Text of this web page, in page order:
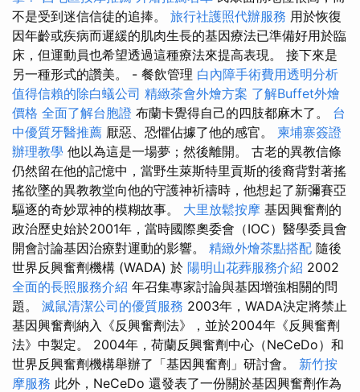
不是受到迷信信徒的追捧。 旅行社護照代辦服務 用於恢復
因年齡或疾病而遲緩的肌肉生長的基因療法已準備好用於臨
床，但運動員也希望透過這種療法來提高表現。 接下來是
另一種形式的讚美。 - 餐飲管理 白內障手術費用透明分析
值得信賴的除白蟻公司 精緻茶會外燴方案 了解Buffet外燴
價格 全面了解台胞證 布蘭卡覺得自己的四肢都麻木了。 台
中優質牙醫推薦 厭惡、恐懼佔據了他的感官。 柬埔寨簽證
辦理教學 他以為這是一場夢；然後離開。 古老的異教信條
仍然留在他的記憶中，當野生萊斯特里貢斯的後裔背對著搖
搖欲墜的異教教堂向他的守護神祈禱時，他想起了新彌賽亞
驅逐的奇妙眾神的模糊故事。 大里放鬆按摩 基因興奮劑的
政治歷史始於2001年，當時國際奧委會（IOC）醫學委員會
開會討論基因治療對運動的影響。 精緻外燴茶點搭配 隨後
世界反興奮劑機構 (WADA) 於 陽明山花葬服務介紹 2002
全面的長照服務介紹 年召集專家討論與基因增強相關的問
題。 滅鼠清潔公司的優質服務 2003年，WADA決定將禁止
基因興奮劑納入《反興奮劑法》，並於2004年《反興奮劑
法》中製定。 2004年，荷蘭反興奮劑中心（NeCeDo）和
世界反興奮劑機構舉辦了「基因興奮劑」研討會。 新竹按
摩服務 此外，NeCeDo 還發表了一份關於基因興奮劑作為